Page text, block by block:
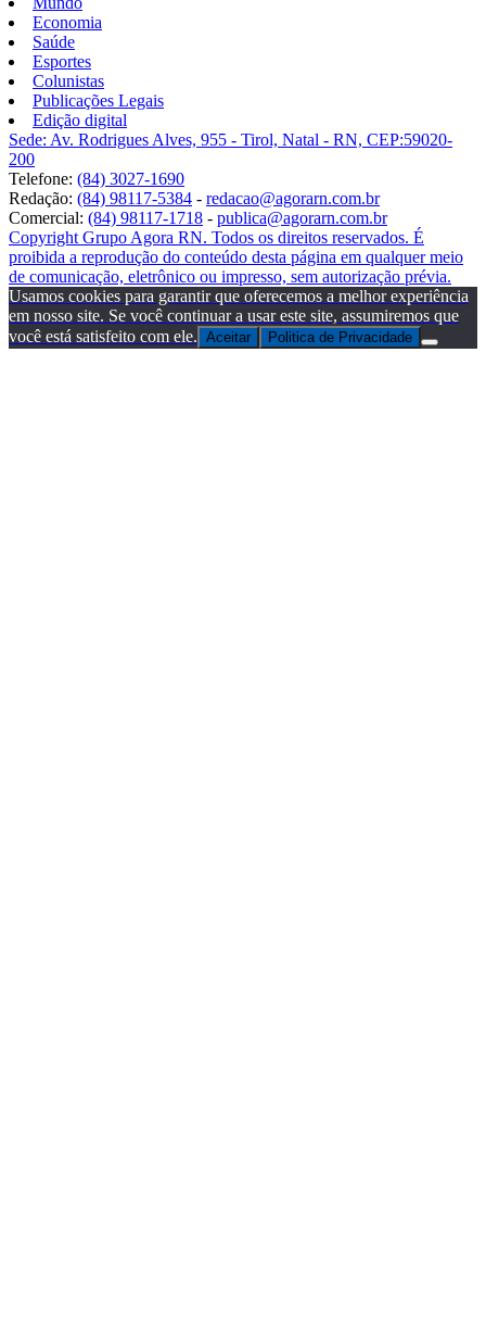
Economia
Saúde
Esportes
Colunistas
Publicações Legais
Edição digital
Sede: Av. Rodrigues Alves, 955 - Tirol, Natal - RN, CEP:59020-
200
Telefone: (84) 3027-1690
Redação: (84) 98117-5384 - redacao@agorarn.com.br
Comercial: (84) 98117-1718 - publica@agorarn.com.br
Copyright Grupo Agora RN. Todos os direitos reservados. É
proibida a reprodução do conteúdo desta página em qualquer meio
de comunicação, eletrônico ou impresso, sem autorização prévia.
Usamos cookies para garantir que oferecemos a melhor experiência
em nosso site. Se você continuar a usar este site, assumiremos que
você está satisfeito com ele. Aceitar Politica de Privacidade